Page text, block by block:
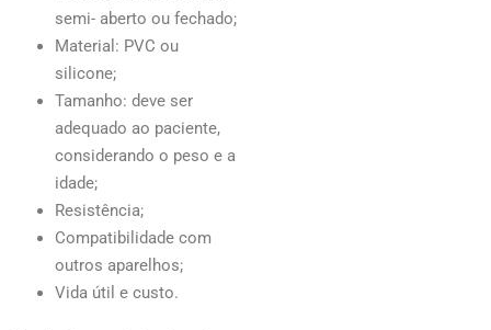
semi- aberto ou fechado;
Material: PVC ou
silicone;
Tamanho: deve ser
adequado ao paciente,
considerando o peso e a
idade;
Resistência;
Compatibilidade com
outros aparelhos;
Vida útil e custo.